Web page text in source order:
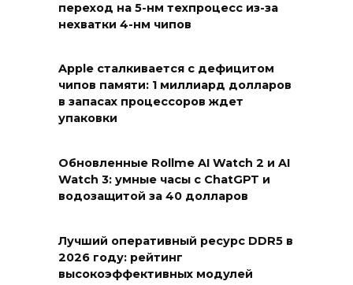
переход на 5-нм техпроцесс из-за
нехватки 4-нм чипов
Apple сталкивается с дефицитом
чипов памяти: 1 миллиард долларов
в запасах процессоров ждет
упаковки
Обновленные Rollme AI Watch 2 и AI
Watch 3: умные часы с ChatGPT и
водозащитой за 40 долларов
Лучший оперативный ресурс DDR5 в
2026 году: рейтинг
высокоэффективных модулей